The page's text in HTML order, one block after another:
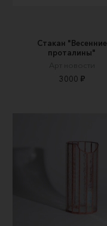
Стакан "Весенние
проталины"
Арт новости
3000 ₽